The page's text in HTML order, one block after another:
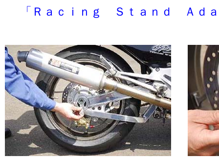
「Ｒａｃｉｎｇ Ｓｔａｎｄ Ａｄ